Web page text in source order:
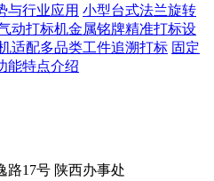
与行业应用 小型台式法兰旋转
动打标机金属铭牌精准打标设
适配多品类工件追溯打标 固定
能特点介绍
路17号 陕西办事处